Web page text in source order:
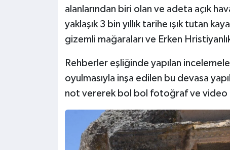
alanlarından biri olan ve adeta açık
yaklaşık 3 bin yıllık tarihe ışık tutan
gizemli mağaraları ve Erken
Rehberler eşliğinde yapılan
oyulmasıyla inşa edilen bu devasa
not vererek bol bol fotoğraf ve video